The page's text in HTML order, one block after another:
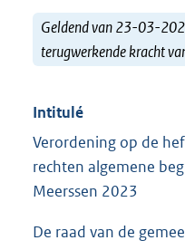
Geldend van 23-03-
terugwerkende kracht
Intitulé
Verordening op de
rechten algemene
Meerssen 2023
De raad van de